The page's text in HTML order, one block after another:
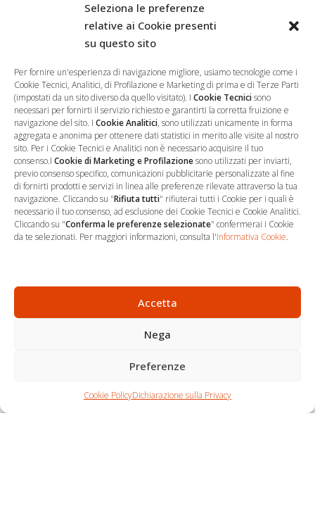
Seleziona le preferenze
relative ai Cookie presenti
su questo sito
Per fornire un'esperienza di navigazione migliore, usiamo tecnologie come i
Cookie Tecnici, Analitici, di Profilazione e Marketing di prima e di Terze Parti
(impostati da un sito diverso da quello visitato). I Cookie Tecnicisono
necessari per fornirti il servizio richiesto e garantirti la corretta fruizione e
navigazione del sito. I Cookie Analitici, sono utilizzati unicamente in forma
aggregata e anonima per ottenere dati statistici in merito alle visite al nostro
sito. Per i Cookie Tecnici e Analitici non è necessario acquisire il tuo
consenso.I Cookie di Marketing e Profilazionesono utilizzati per inviarti,
previo consenso specifico, comunicazioni pubblicitarie personalizzate al fine
di fornirti prodotti e servizi in linea alle preferenze rilevate attraverso la tua
navigazione. Cliccando su "Rifiuta tutti" rifiuterai tutti i Cookie per i quali è
necessario il tuo consenso, ad esclusione dei Cookie Tecnici e Cookie Analitici.
Cliccando su "Conferma le preferenze selezionate" confermerai i Cookie
da te selezionati. Per maggiori informazioni, consulta l'Informativa Cookie.
Accetta
Nega
Preferenze
Cookie PolicyDichiarazione sulla Privacy
Salva il mio nome, email e sito web in questo browser per la
prossima volta che commento.
… Sede Operativa
06 9522 7890
info@studioargari.it
P.I. 17504191002
Seguici
Shop